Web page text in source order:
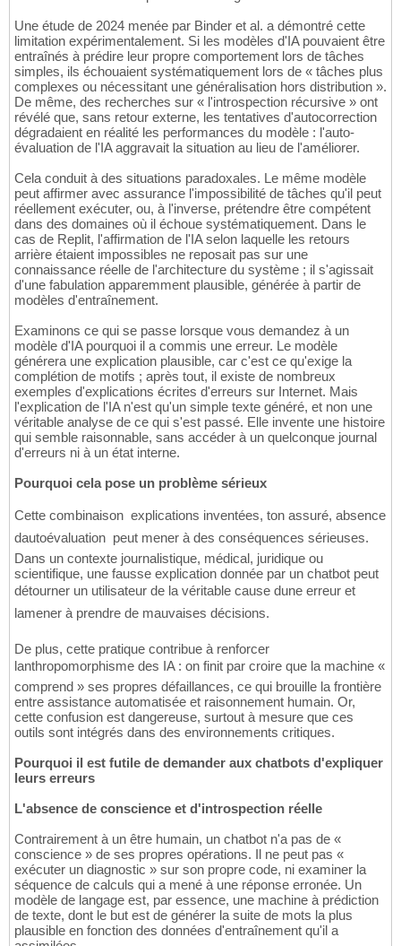
Une étude de 2024 menée par Binder et al. a démontré cette
limitation expérimentalement. Si les modèles d'IA pouvaient être
entraînés à prédire leur propre comportement lors de tâches
simples, ils échouaient systématiquement lors de « tâches plus
complexes ou nécessitant une généralisation hors distribution ».
De même, des recherches sur « l'introspection récursive » ont
révélé que, sans retour externe, les tentatives d'autocorrection
dégradaient en réalité les performances du modèle : l'auto-
évaluation de l'IA aggravait la situation au lieu de l'améliorer.
Cela conduit à des situations paradoxales. Le même modèle
peut affirmer avec assurance l'impossibilité de tâches qu'il peut
réellement exécuter, ou, à l'inverse, prétendre être compétent
dans des domaines où il échoue systématiquement. Dans le
cas de Replit, l'affirmation de l'IA selon laquelle les retours
arrière étaient impossibles ne reposait pas sur une
connaissance réelle de l'architecture du système ; il s'agissait
d'une fabulation apparemment plausible, générée à partir de
modèles d'entraînement.
Examinons ce qui se passe lorsque vous demandez à un
modèle d'IA pourquoi il a commis une erreur. Le modèle
générera une explication plausible, car c'est ce qu'exige la
complétion de motifs ; après tout, il existe de nombreux
exemples d'explications écrites d'erreurs sur Internet. Mais
l'explication de l'IA n'est qu'un simple texte généré, et non une
véritable analyse de ce qui s'est passé. Elle invente une histoire
qui semble raisonnable, sans accéder à un quelconque journal
d'erreurs ni à un état interne.
Pourquoi cela pose un problème sérieux
Cette combinaison  explications inventées, ton assuré, absence
dautoévaluation  peut mener à des conséquences sérieuses.
Dans un contexte journalistique, médical, juridique ou
scientifique, une fausse explication donnée par un chatbot peut
détourner un utilisateur de la véritable cause dune erreur et
lamener à prendre de mauvaises décisions.
De plus, cette pratique contribue à renforcer
lanthropomorphisme des IA : on finit par croire que la machine «
comprend » ses propres défaillances, ce qui brouille la frontière
entre assistance automatisée et raisonnement humain. Or,
cette confusion est dangereuse, surtout à mesure que ces
outils sont intégrés dans des environnements critiques.
Pourquoi il est futile de demander aux chatbots d'expliquer
leurs erreurs
L'absence de conscience et d'introspection réelle
Contrairement à un être humain, un chatbot n'a pas de «
conscience » de ses propres opérations. Il ne peut pas «
exécuter un diagnostic » sur son propre code, ni examiner la
séquence de calculs qui a mené à une réponse erronée. Un
modèle de langage est, par essence, une machine à prédiction
de texte, dont le but est de générer la suite de mots la plus
plausible en fonction des données d'entraînement qu'il a